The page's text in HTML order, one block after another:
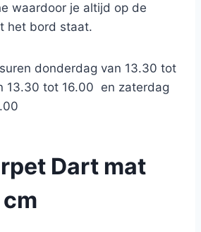
waardoor je altijd op de
het bord staat.
donderdag van 13.30 tot
13.30 tot 16.00 en zaterdag
Dart mat